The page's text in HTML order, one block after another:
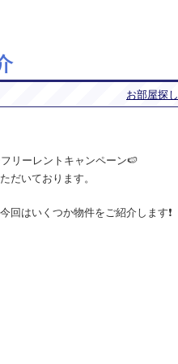
お部屋探し
リーレントキャンペーン🍉
だいております。
回はいくつか物件をご紹介します❗